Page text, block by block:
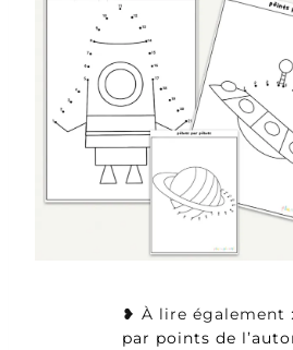
❥ À lire également :
par points de